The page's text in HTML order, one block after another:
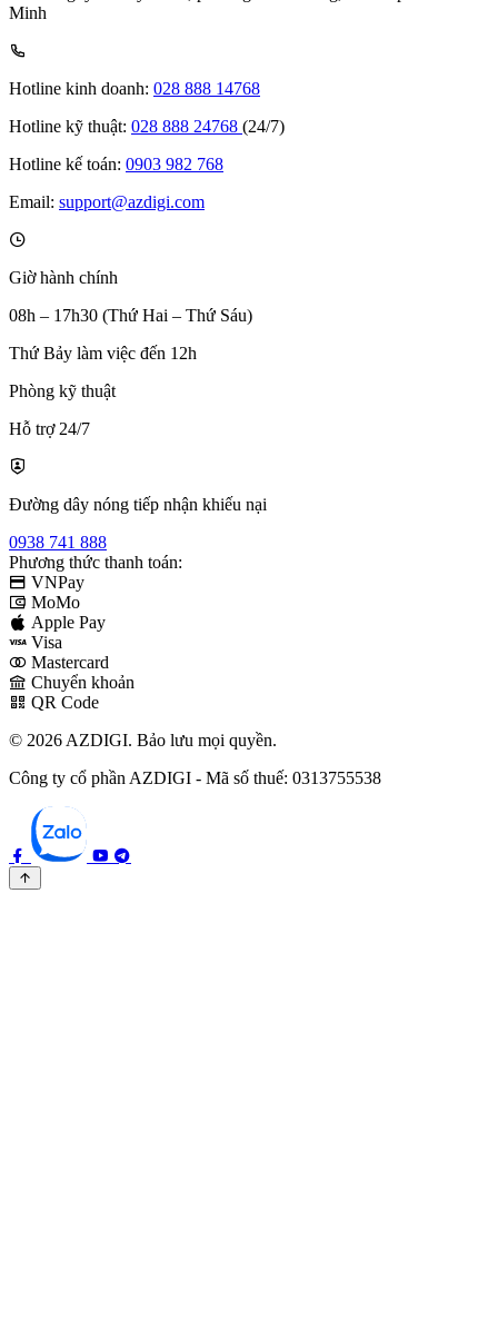
Minh
Hotline kinh doanh: 028 888 14768
Hotline kỹ thuật: 028 888 24768 (24/7)
Hotline kế toán: 0903 982 768
Email: support@azdigi.com
Giờ hành chính
08h – 17h30 (Thứ Hai – Thứ Sáu)
Thứ Bảy làm việc đến 12h
Phòng kỹ thuật
Hỗ trợ 24/7
Đường dây nóng tiếp nhận khiếu nại
0938 741 888
Phương thức thanh toán:
VNPay
MoMo
Apple Pay
Visa
Mastercard
Chuyển khoản
QR Code
© 2026 AZDIGI. Bảo lưu mọi quyền.
Công ty cổ phần AZDIGI - Mã số thuế: 0313755538